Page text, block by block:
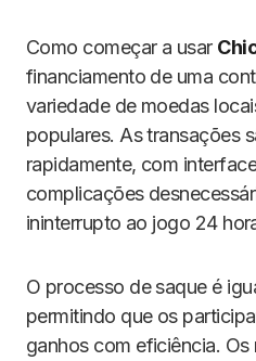
Como começar a usar
financiamento de uma
variedade de moedas
populares. As transações
rapidamente, com
complicações
ininterrupto ao jogo 24
O processo de saque é
permitindo que os
ganhos com eficiência.